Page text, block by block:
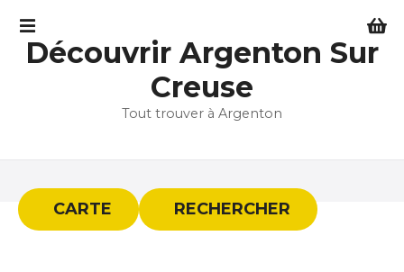
Découvrir Argenton Sur
Creuse
Tout trouver à Argenton
CARTE RECHERCHER